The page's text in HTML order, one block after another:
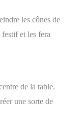
les cônes de
et les fera
de la table.
une sorte de